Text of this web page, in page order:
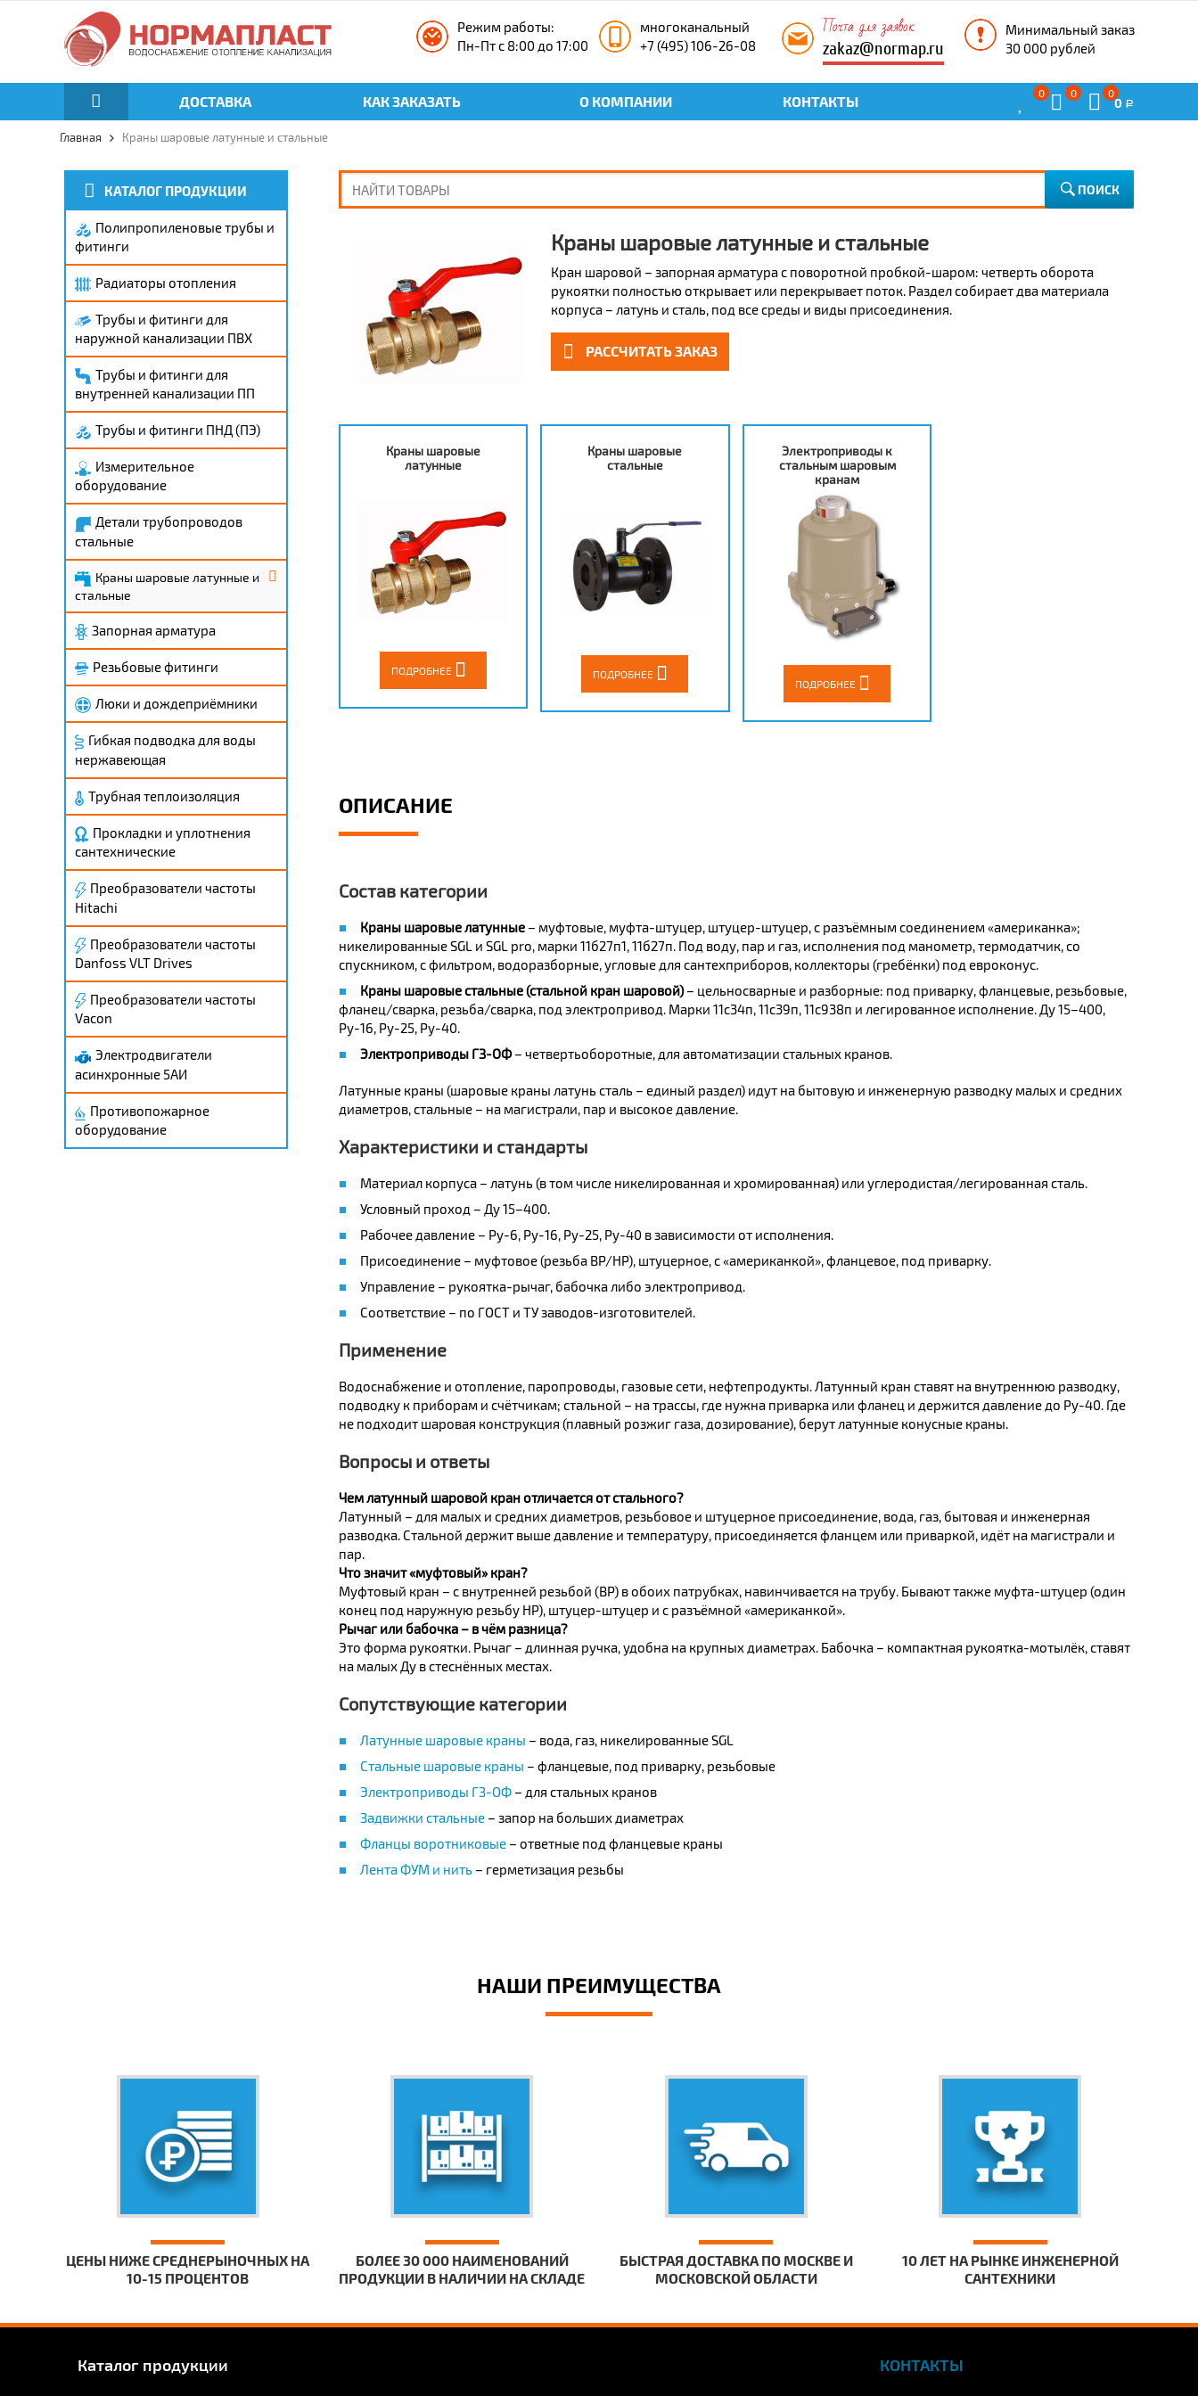
Режим работы:
Пн-Пт с 8:00 до 17:00
многоканальный
+7 (495) 106-26-08
Почта для заявок
zakaz@normap.ru
Минимальный заказ
30 000 рублей
ДОСТАВКА КАК ЗАКАЗАТЬ О КОМПАНИИ КОНТАКТЫ
0 0 0
0 Р
Главная Краны шаровые латунные и стальные
ПОИСК
Краны шаровые латунные и стальные
Кран шаровой – запорная арматура с поворотной пробкой-шаром: четверть оборота
рукоятки полностью открывает или перекрывает поток. Раздел собирает два материала
корпуса – латунь и сталь, под все среды и виды присоединения.
РАССЧИТАТЬ ЗАКАЗ
Краны шаровые
латунные
ПОДРОБНЕЕ
Краны шаровые
стальные
ПОДРОБНЕЕ
Электроприводы к
стальным шаровым
кранам
ПОДРОБНЕЕ
ОПИСАНИЕ
Состав категории
Краны шаровые латунные– муфтовые, муфта-штуцер, штуцер-штуцер, с разъёмным соединением «американка»;
никелированные SGL и SGL pro, марки 11б27п1, 11б27п. Под воду, пар и газ, исполнения под манометр, термодатчик, со
спускником, с фильтром, водоразборные, угловые для сантехприборов, коллекторы (гребёнки) под евроконус.
Краны шаровые стальные (стальной кран шаровой)– цельносварные и разборные: под приварку, фланцевые, резьбовые,
фланец/сварка, резьба/сварка, под электропривод. Марки 11с34п, 11с39п, 11с938п и легированное исполнение. Ду 15–400,
Ру-16, Ру-25, Ру-40.
Электроприводы ГЗ-ОФ– четвертьоборотные, для автоматизации стальных кранов.
Латунные краны (шаровые краны латунь сталь – единый раздел) идут на бытовую и инженерную разводку малых и средних
диаметров, стальные – на магистрали, пар и высокое давление.
Характеристики и стандарты
Материал корпуса – латунь (в том числе никелированная и хромированная) или углеродистая/легированная сталь.
Условный проход – Ду 15–400.
Рабочее давление – Ру-6, Ру-16, Ру-25, Ру-40 в зависимости от исполнения.
Присоединение – муфтовое (резьба ВР/НР), штуцерное, с «американкой», фланцевое, под приварку.
Управление – рукоятка-рычаг, бабочка либо электропривод.
Соответствие – по ГОСТ и ТУ заводов-изготовителей.
Применение
Водоснабжение и отопление, паропроводы, газовые сети, нефтепродукты. Латунный кран ставят на внутреннюю разводку,
подводку к приборам и счётчикам; стальной – на трассы, где нужна приварка или фланец и держится давление до Ру-40. Где
не подходит шаровая конструкция (плавный розжиг газа, дозирование), берут латунные конусные краны.
Вопросы и ответы
Чем латунный шаровой кран отличается от стального?
Латунный – для малых и средних диаметров, резьбовое и штуцерное присоединение, вода, газ, бытовая и инженерная
разводка. Стальной держит выше давление и температуру, присоединяется фланцем или приваркой, идёт на магистрали и
пар.
Что значит «муфтовый» кран?
Муфтовый кран – с внутренней резьбой (ВР) в обоих патрубках, навинчивается на трубу. Бывают также муфта-штуцер (один
конец под наружную резьбу НР), штуцер-штуцер и с разъёмной «американкой».
Рычаг или бабочка – в чём разница?
Это форма рукоятки. Рычаг – длинная ручка, удобна на крупных диаметрах. Бабочка – компактная рукоятка-мотылёк, ставят
на малых Ду в стеснённых местах.
Сопутствующие категории
Латунные шаровые краны – вода, газ, никелированные SGL
Стальные шаровые краны – фланцевые, под приварку, резьбовые
Электроприводы ГЗ-ОФ– для стальных кранов
Задвижки стальные– запор на больших диаметрах
Фланцы воротниковые– ответные под фланцевые краны
Лента ФУМ и нить – герметизация резьбы
КАТАЛОГ ПРОДУКЦИИ
Полипропиленовые трубы и
фитинги
Радиаторы отопления
Трубы и фитинги для
наружной канализации ПВХ
Трубы и фитинги для
внутренней канализации ПП
Трубы и фитинги ПНД (ПЭ)
Измерительное
оборудование
Детали трубопроводов
стальные
Краны шаровые латунные и
стальные
Запорная арматура
Резьбовые фитинги
Люки и дождеприёмники
Гибкая подводка для воды
нержавеющая
Трубная теплоизоляция
Прокладки и уплотнения
сантехнические
Преобразователи частоты
Hitachi
Преобразователи частоты
Danfoss VLT Drives
Преобразователи частоты
Vacon
Электродвигатели
асинхронные 5АИ
Противопожарное
оборудование
НАШИ ПРЕИМУЩЕСТВА
ЦЕНЫ НИЖЕ СРЕДНЕРЫНОЧНЫХ НА
10-15 ПРОЦЕНТОВ
БОЛЕЕ 30 000 НАИМЕНОВАНИЙ
ПРОДУКЦИИ В НАЛИЧИИ НА СКЛАДЕ
БЫСТРАЯ ДОСТАВКА ПО МОСКВЕ И
МОСКОВСКОЙ ОБЛАСТИ
10 ЛЕТ НА РЫНКЕ ИНЖЕНЕРНОЙ
САНТЕХНИКИ
Каталог продукции КОНТАКТЫ